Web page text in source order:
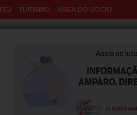
TURISMO ÁREA DO SÓCIO